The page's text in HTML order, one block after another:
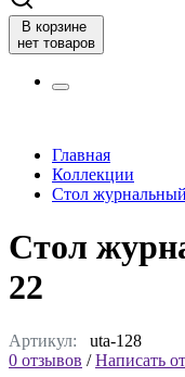
В корзине
нет товаров
Главная
Коллекции
Стол
Стол
22
Артикул: uta-128
0 отзывов /Написать